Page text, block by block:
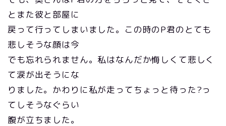
とまた彼と部屋に
戻って行ってしまいました。この時のP君のとても
悲しそうな顔は今
でも忘れられません。私はなんだか悔しくて悲しく
て涙が出そうにな
りました。かわりに私が走ってちょっと待った?っ
てしそうなぐらい
腹が立ちました。